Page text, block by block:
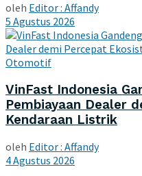
oleh Editor : Affandy
5 Agustus 2026
Otomotif
VinFast Indonesia
Pembiayaan Dealer
Kendaraan Listrik
oleh Editor : Affandy
4 Agustus 2026